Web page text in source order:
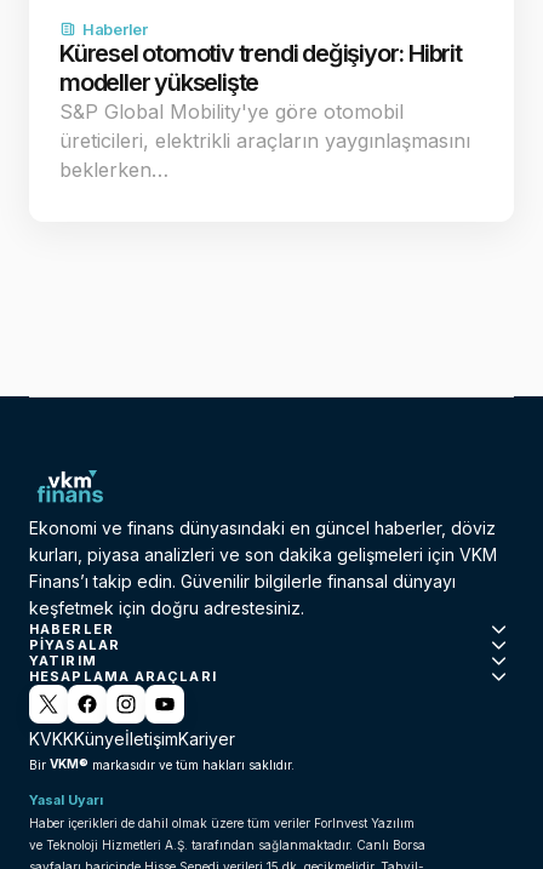
Haberler
Küresel otomotiv trendi değişiyor: Hibrit
modeller yükselişte
S&P Global Mobility'ye göre otomobil
üreticileri, elektrikli araçların yaygınlaşmasını
beklerken…
Ekonomi ve finans dünyasındaki en güncel haberler, döviz
kurları, piyasa analizleri ve son dakika gelişmeleri için VKM
Finans’ı takip edin. Güvenilir bilgilerle finansal dünyayı
keşfetmek için doğru adrestesiniz.
HABERLER
PIYASALAR
YATIRIM
HESAPLAMA ARAÇLARI
KVKKKünyeİletişimKariyer
Bir VKM® markasıdır ve tüm hakları saklıdır.
Yasal Uyarı
Haber içerikleri de dahil olmak üzere tüm veriler ForInvest Yazılım
ve Teknoloji Hizmetleri A.Ş. tarafından sağlanmaktadır. Canlı Borsa